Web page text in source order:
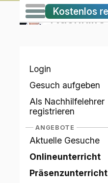
Nachhilfe
Kostenlos
Login
Gesuch aufgeben
Als Nachhilfelehrer
registrieren
ANGEBOTE
Aktuelle Gesuche
Onlineunterricht
Präsenzunterricht